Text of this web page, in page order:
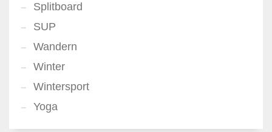
Splitboard
SUP
Wandern
Winter
Wintersport
Yoga